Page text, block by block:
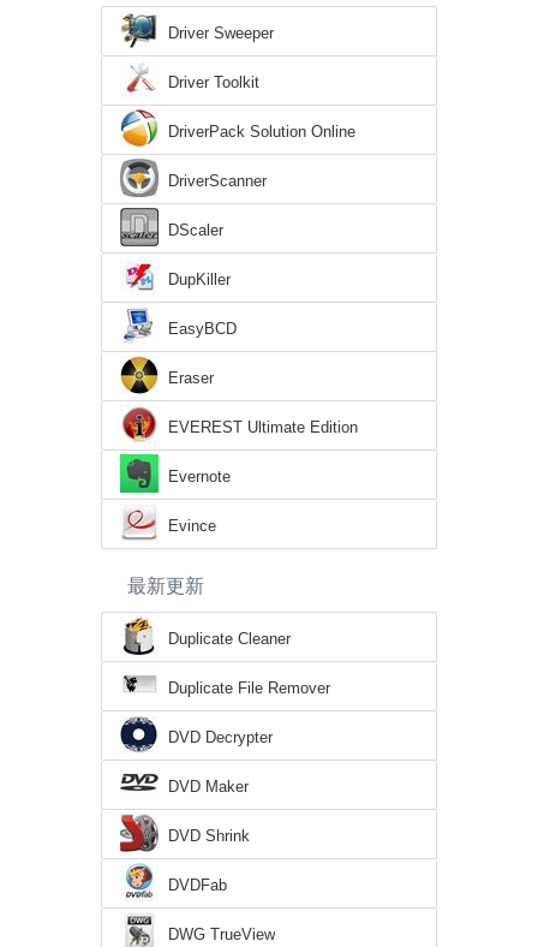
Driver Sweeper
Driver Toolkit
DriverPack Solution Online
DriverScanner
DScaler
DupKiller
EasyBCD
Eraser
EVEREST Ultimate Edition
Evernote
Evince
最新更新
Duplicate Cleaner
Duplicate File Remover
DVD Decrypter
DVD Maker
DVD Shrink
DVDFab
DWG TrueView